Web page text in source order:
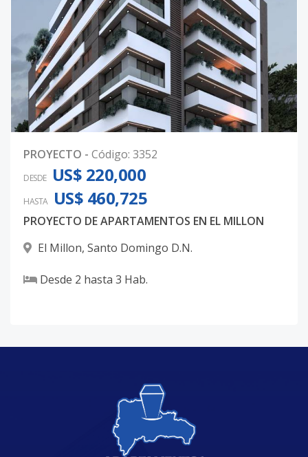
PROYECTO - Código: 3352
DESDE US$ 220,000
HASTA US$ 460,725
PROYECTO DE APARTAMENTOS EN EL MILLON
El Millon, Santo Domingo D.N.
Desde 2 hasta 3 Hab.